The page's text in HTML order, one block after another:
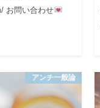
お問い合わせ
アンチ一般論